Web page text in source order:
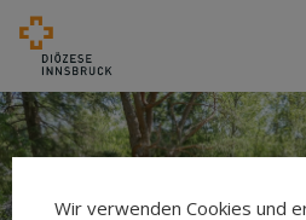
Wir verwenden Cookies und